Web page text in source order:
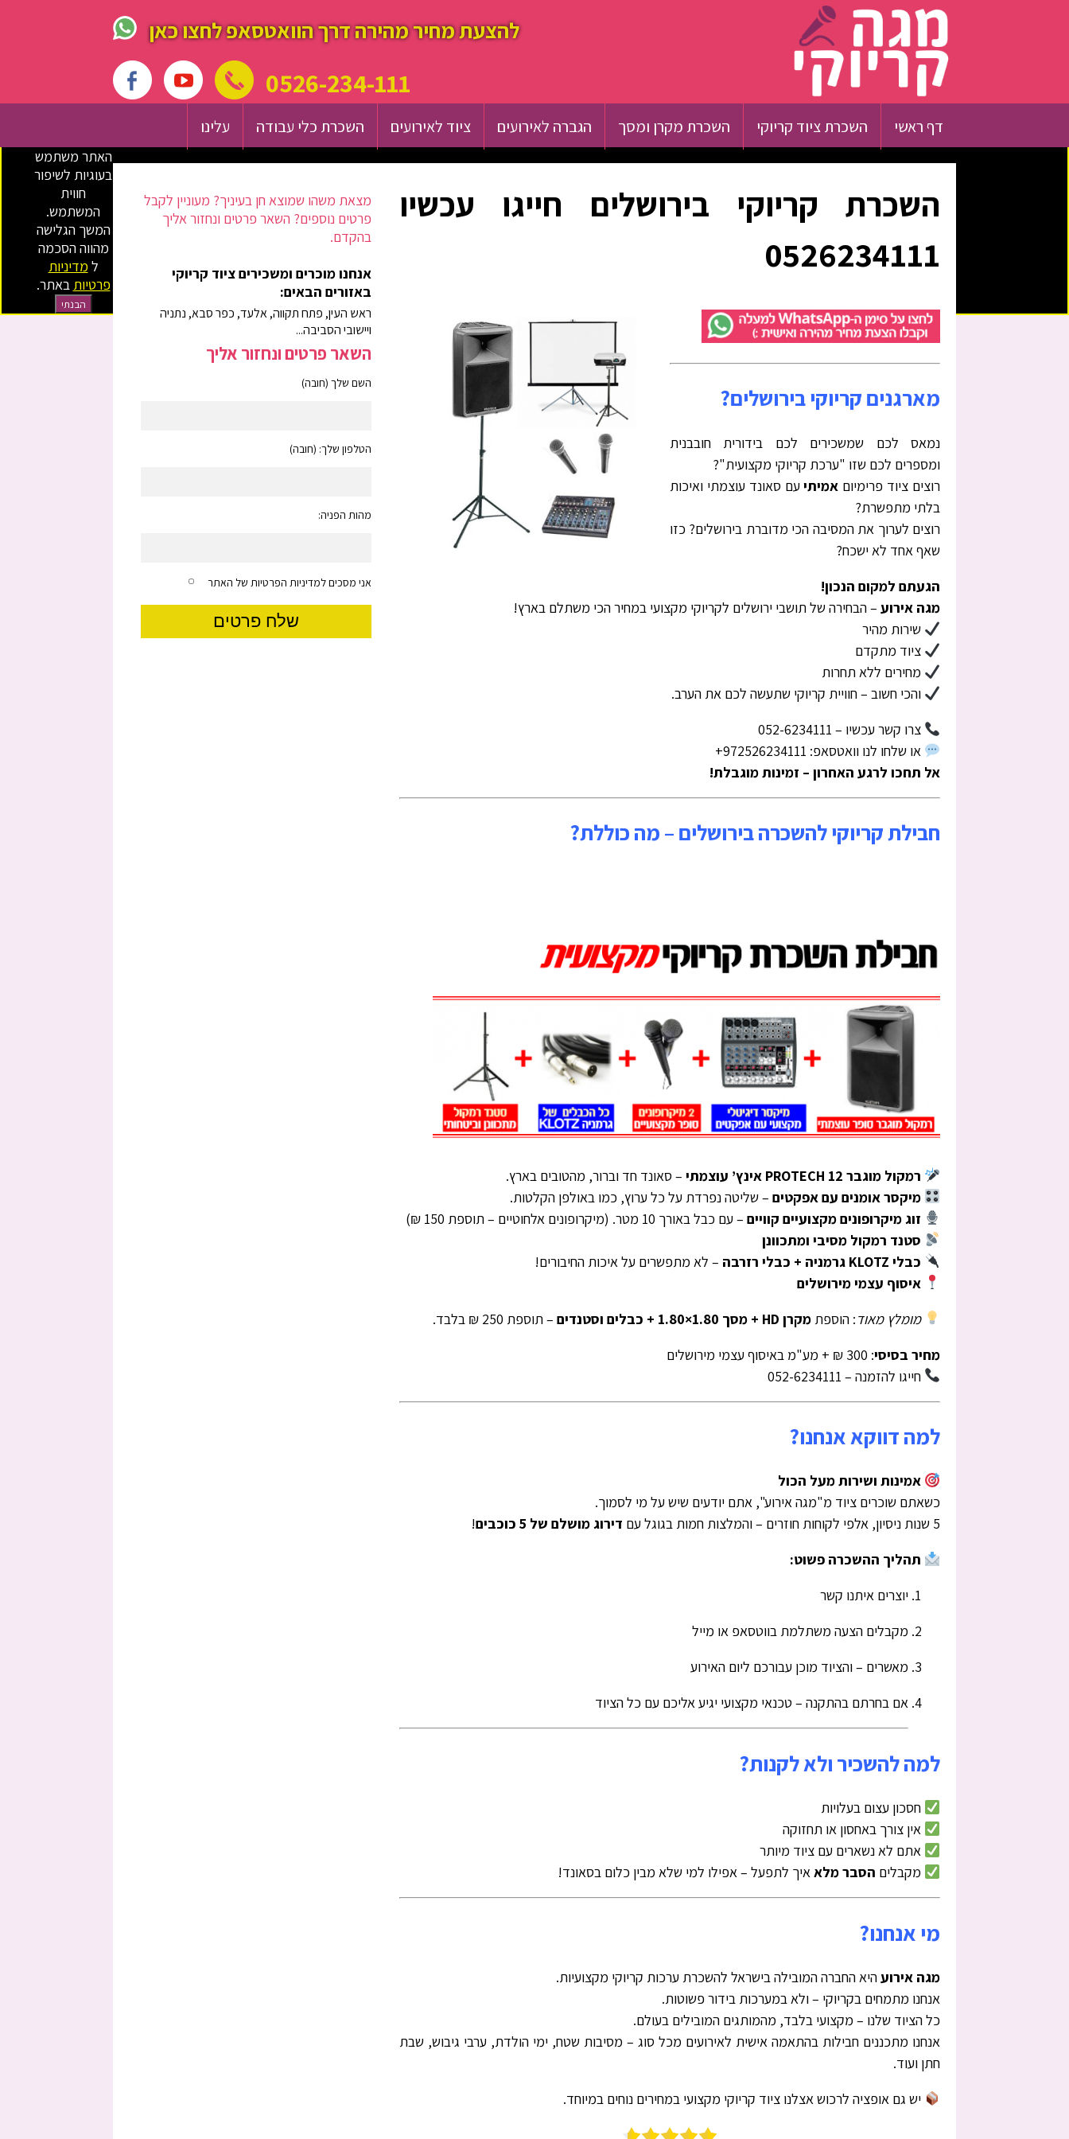
להצעת מחיר מהירה דרך הוואטסאפ לחצו כאן
0526-234-111
דף ראשי השכרת ציוד קריוקי השכרת מקרן ומסך הגברה לאירועים ציוד לאירועים השכרת כלי עבודה עלינו
השכרת קריוקי בירושלים חייגו עכשיו
0526234111
מארגנים קריוקי בירושלים?
נמאס לכם שמשכירים לכם בידורית חובבנית
ומספרים לכם שזו "ערכת קריוקי מקצועית"?
רוצים ציוד פרימיום אמיתיעם סאונד עוצמתי ואיכות
בלתי מתפשרת?
רוצים לערוך את המסיבה הכי מדוברת בירושלים? כזו
שאף אחד לא ישכח?
הגעתם למקום הנכון!
מגה אירוע – הבחירה של תושבי ירושלים לקריוקי מקצועי במחיר הכי משתלם בארץ!
שירות מהיר
ציוד מתקדם
מחירים ללא תחרות
והכי חשוב – חוויית קריוקי שתעשה לכם את הערב.
צרו קשר עכשיו – 052-6234111
או שלחו לנו וואטסאפ: 972526234111+
אל תחכו לרגע האחרון – זמינות מוגבלת!
חבילת קריוקי להשכרה בירושלים – מה כוללת?
רמקול מוגבר PROTECH 12 אינץ’ עוצמתי
– סאונד חד וברור, מהטובים בארץ.
מיקסר אומנים עם אפקטים – שליטה נפרדת על כל ערוץ, כמו באולפן הקלטות.
זוג מיקרופונים מקצועיים קוויים – עם כבל באורך 10 מטר. (מיקרופונים אלחוטיים – תוספת 150 ₪)
סטנד רמקול מסיבי ומתכוונן
כבלי KLOTZ גרמניה + כבלי רזרבה
– לא מתפשרים על איכות החיבורים!
איסוף עצמי מירושלים
מומלץ מאוד: הוספתמקרן HD + מסך 1.80×1.80 + כבלים וסטנדים
– תוספת 250 ₪ בלבד.
מחיר בסיסי: 300 ₪ + מע"מ באיסוף עצמי מירושלים
חייגו להזמנה – 052-6234111
למה דווקא אנחנו?
אמינות ושירות מעל הכול
כשאתם שוכרים ציוד מ"מגה אירוע", אתם יודעים שיש על מי לסמוך.
5 שנות ניסיון, אלפי לקוחות חוזרים – והמלצות חמות בגוגל עם
דירוג מושלם של 5 כוכבים
!
תהליך ההשכרה פשוט:
יוצרים איתנו קשר
מקבלים הצעה משתלמת בווטסאפ או מייל
מאשרים – והציוד מוכן עבורכם ליום האירוע
אם בחרתם בהתקנה – טכנאי מקצועי יגיע אליכם עם כל הציוד
למה להשכיר ולא לקנות?
חסכון עצום בעלויות
אין צורך באחסון או תחזוקה
אתם לא נשארים עם ציוד מיותר
מקבלים הסבר מלאאיך לתפעל – אפילו למי שלא מבין כלום בסאונד!
מי אנחנו?
מגה אירועהיא החברה המובילה בישראל להשכרת ערכות קריוקי מקצועיות.
אנחנו מתמחים בקריוקי – ולא במערכות בידור פשוטות.
כל הציוד שלנו – מקצועי בלבד, מהמותגים המובילים בעולם.
אנחנו מתכננים חבילות בהתאמה אישית לאירועים מכל סוג – מסיבות שטח, ימי הולדת, ערבי גיבוש, שבת
חתן ועוד.
יש גם אופציה לרכוש אצלנו ציוד קריוקי מקצועי במחירים נוחים במיוחד.
מצאת משהו שמוצא חן בעיניך? מעוניין לקבל
פרטים נוספים? השאר פרטים ונחזור אליך
בהקדם.
אנחנו מוכרים ומשכירים ציוד קריוקי
באזורים הבאים:
ראש העין, פתח תקווה, אלעד, כפר סבא, נתניה
ויישובי הסביבה...
השאר פרטים ונחזור אליך
השם שלך (חובה)
הטלפון שלך: (חובה)
מהות הפניה:
אני מסכים למדיניות הפרטיות של האתר
האתר משתמש
בעוגיות לשיפור
חווית
המשתמש.
המשך הגלישה
מהווה הסכמה
ל מדיניות
פרטיות באתר.
הבנתי